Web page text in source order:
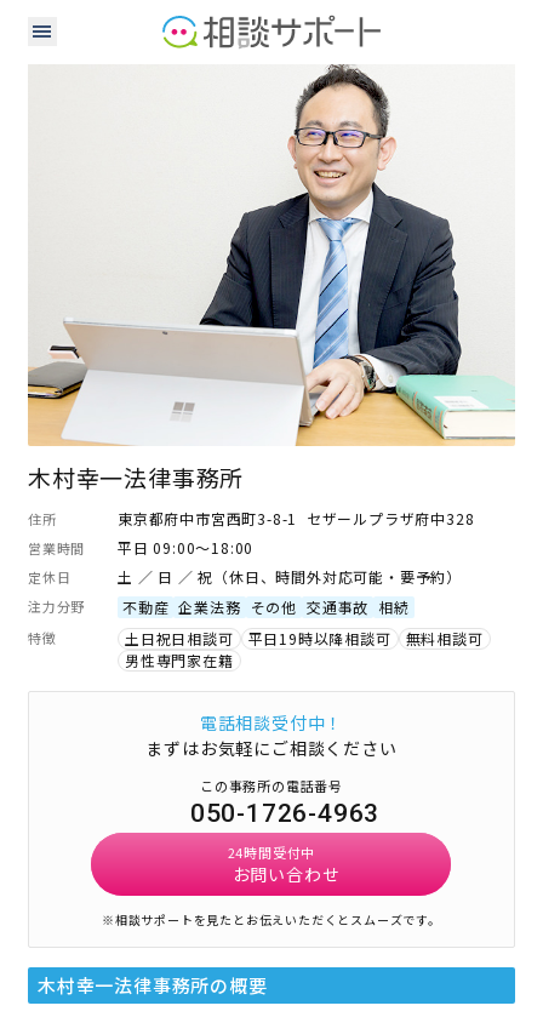
木村幸一法律事務所
住所 東京都府中市宮西町3-8-1 セザールプラザ府中328
営業時間 平日 09:00～18:00
定休日 土 ／ 日 ／ 祝（休日、時間外対応可能・要予約）
注力分野 不動産 企業法務 その他 交通事故 相続
特徴 土日祝日相談可 平日19時以降相談可
無料相談可
男性専門家在籍
電話相談受付中！
まずはお気軽にご相談ください
この事務所の電話番号
050-1726-4963
24時間受付中
お問い合わせ
※相談サポートを見たとお伝えいただくとスムーズです。
木村幸一法律事務所の概要